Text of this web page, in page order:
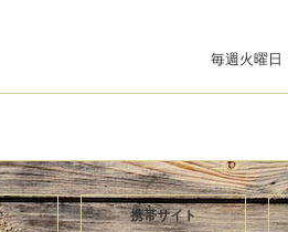
毎週火曜
携帯サイト